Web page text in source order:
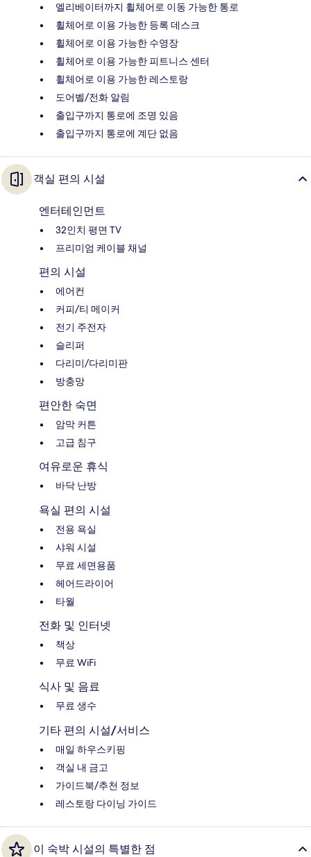
엘리베이터까지 휠체어로 이동 가능한 통로
휠체어로 이용 가능한 등록 데스크
휠체어로 이용 가능한 수영장
휠체어로 이용 가능한 피트니스 센터
휠체어로 이용 가능한 레스토랑
도어벨/전화 알림
출입구까지 통로에 조명 있음
출입구까지 통로에 계단 없음
객실 편의 시설
엔터테인먼트
32인치 평면 TV
프리미엄 케이블 채널
편의 시설
에어컨
커피/티 메이커
전기 주전자
슬리퍼
다리미/다리미판
방충망
편안한 숙면
암막 커튼
고급 침구
여유로운 휴식
바닥 난방
욕실 편의 시설
전용 욕실
샤워 시설
무료 세면용품
헤어드라이어
타월
전화 및 인터넷
책상
무료 WiFi
식사 및 음료
무료 생수
기타 편의 시설/서비스
매일 하우스키핑
객실 내 금고
가이드북/추천 정보
레스토랑 다이닝 가이드
이 숙박 시설의 특별한 점